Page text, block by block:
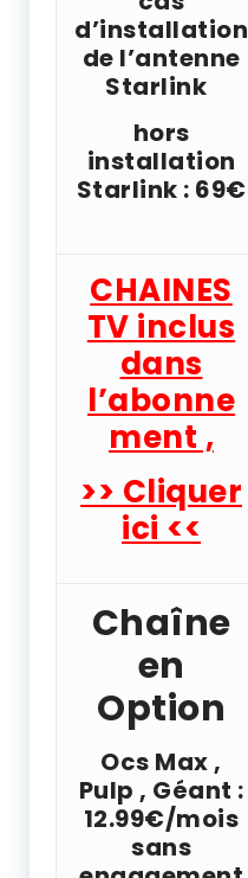
d’installation
de l’antenne
Starlink
hors
installation
Starlink : 69€
CHAINES
TV inclus
dans
l’abonne
ment ,
>> Cliquer
ici <<
Chaîne
en
Option
Ocs Max ,
Pulp , Géant :
12.99€/mois
sans